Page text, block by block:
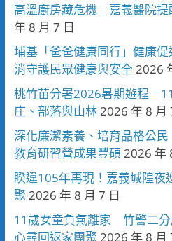
高溫廚房藏危機 嘉義醫院提
年 8 月 7 日
埔基「爸爸健康同行」健康
消守護民眾健康與安全 2026
桃竹苗分署2026暑期遊程
庄、部落與山林 2026 年 8 月
深化廉潔素養、培育品格公
教育研習營成果豐碩 2026 年
睽違105年再現！嘉義城隍夜
聚 2026 年 8 月 7 日
11歲女童負氣離家 竹警二
心尋回返家團聚 2026 年 8 月